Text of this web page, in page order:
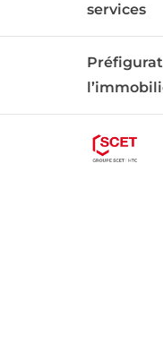
services